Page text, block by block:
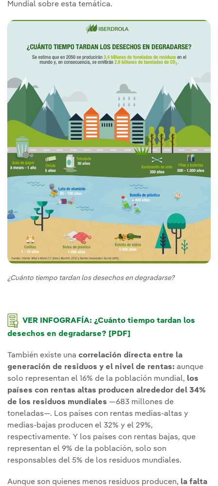
Mundial sobre esta temática.
¿Cuánto tiempo tardan los desechos en degradarse?
VER INFOGRAFÍA: ¿Cuánto tiempo tardan los
desechos en degradarse? [PDF]
También existe una correlación directa entre la
generación de residuos y el nivel de rentas: aunque
solo representan el 16% de la población mundial, los
países con rentas altas producen alrededor del 34%
de los residuos mundiales —683 millones de
toneladas—. Los países con rentas medias-altas y
medias-bajas producen el 32% y el 29%,
respectivamente. Y los países con rentas bajas, que
representan el 9% de la población, solo son
responsables del 5% de los residuos mundiales.
Aunque son quienes menos residuos producen, la falta